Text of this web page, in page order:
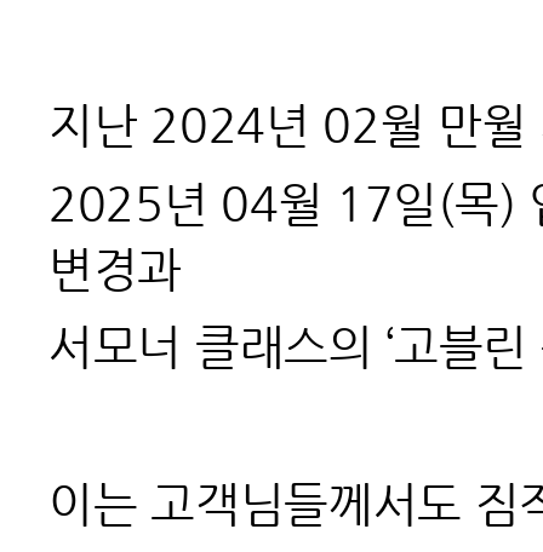
지난 2024년 02월 만월
2025년 04월 17일(목)
변경과
서모너 클래스의 ‘고블
이는 고객님들께서도